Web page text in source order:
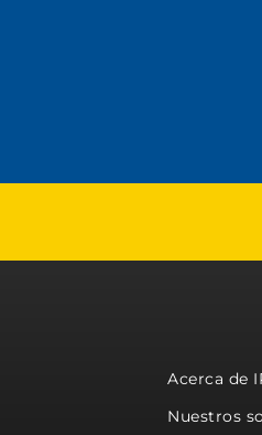
Acerca de
Nuestros